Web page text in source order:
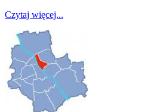
Czytaj więcej...